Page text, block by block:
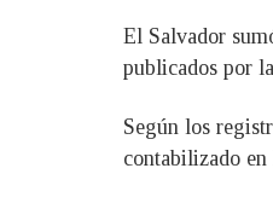
El Salvador
publicados por
Según los
contabilizado